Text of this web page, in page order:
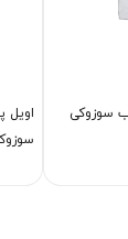
سوزوکی
اویل